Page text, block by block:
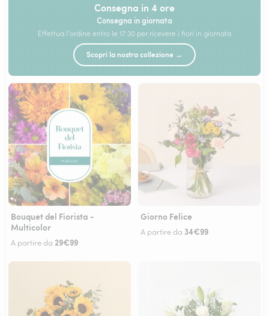
Consegna in 4 ore
Consegna in giornata
Effettua l'ordine entro le 17:30 per ricevere i fiori in giornata
Scopri la nostra collezione →
Bouquet del Fiorista -
Multicolor
A partire da 29€99
Giorno Felice
A partire da 34€99